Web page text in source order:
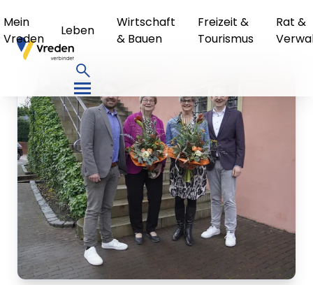
Mein
Vreden
Leben
Wirtschaft
& Bauen
Freizeit &
Tourismus
Rat &